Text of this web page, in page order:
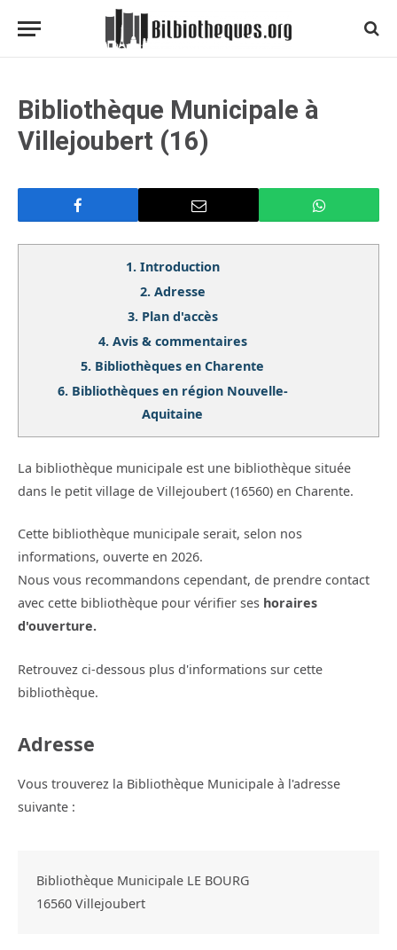
Bibliothèque Municipale à
Villejoubert (16)
1. Introduction
2. Adresse
3. Plan d'accès
4. Avis & commentaires
5. Bibliothèques en Charente
6. Bibliothèques en région Nouvelle-
Aquitaine
La bibliothèque municipale est une bibliothèque située
dans le petit village de Villejoubert (16560) en Charente.
Cette bibliothèque municipale serait, selon nos
informations, ouverte en 2026.
Nous vous recommandons cependant, de prendre contact
avec cette bibliothèque pour vérifier ses horaires
d'ouverture.
Retrouvez ci-dessous plus d'informations sur cette
bibliothèque.
Adresse
Vous trouverez la Bibliothèque Municipale à l'adresse
suivante :
Bibliothèque Municipale LE BOURG
16560 Villejoubert